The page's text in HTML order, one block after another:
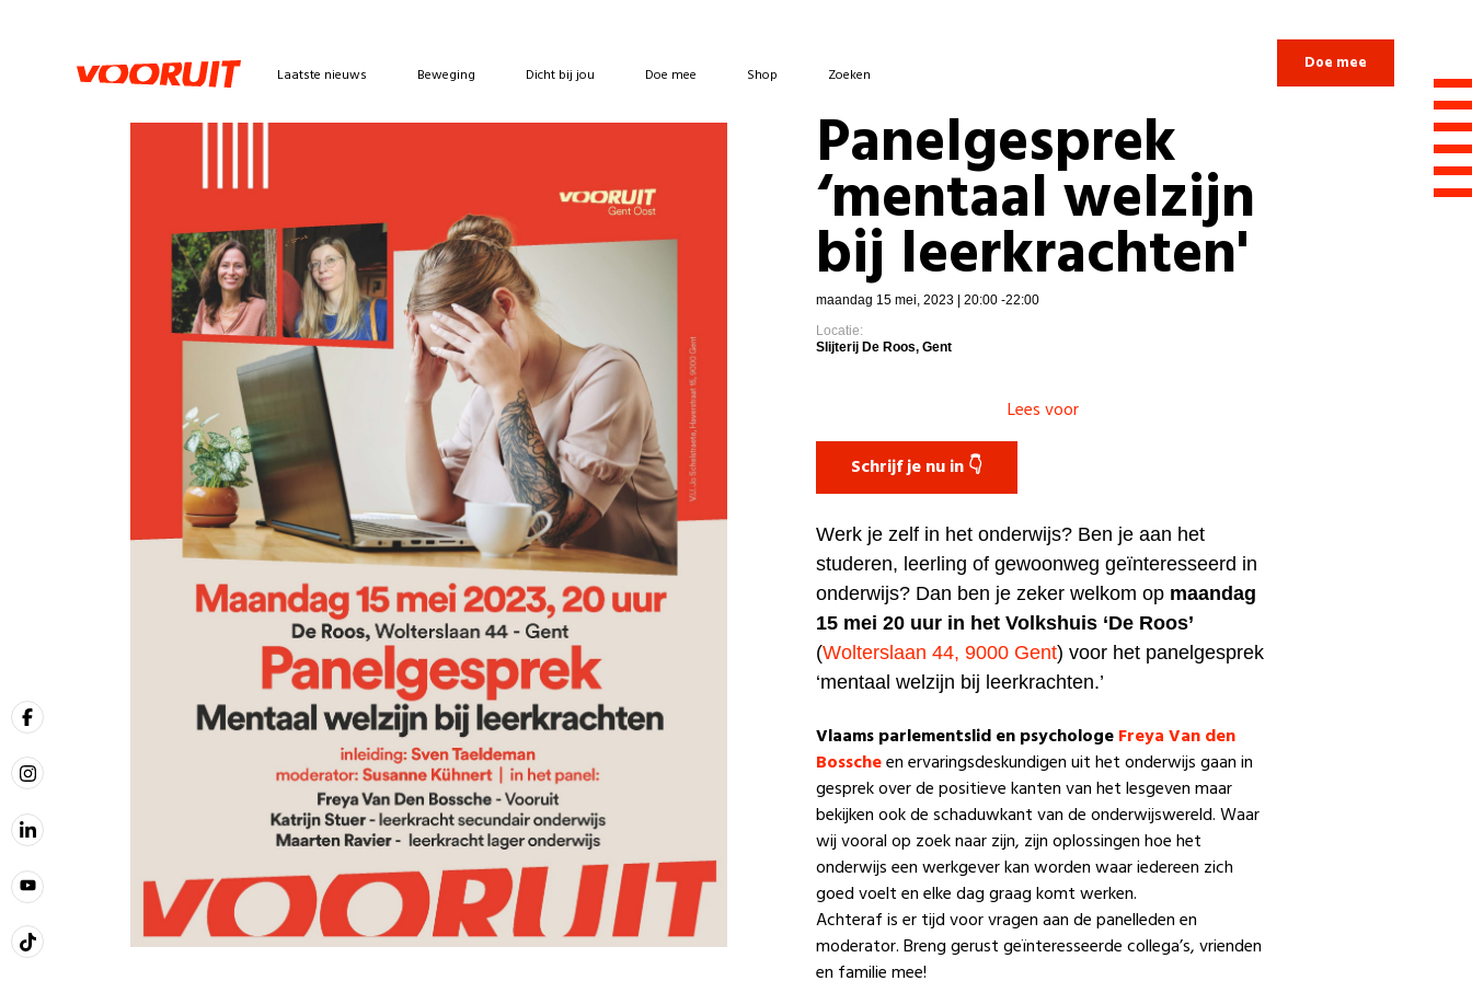
Laatste nieuws Beweging Dicht bij jou Doe mee Shop Zoeken
Doe mee
Panelgesprek
‘mentaal welzijn
bij leerkrachten'
maandag 15 mei, 2023 | 20:00 -22:00
Locatie:
Slijterij De Roos, Gent
Lees voor
Schrijf je nu in 👇
Werk je zelf in het onderwijs? Ben je aan het
studeren, leerling of gewoonweg geïnteresseerd in
onderwijs? Dan ben je zeker welkom op maandag
15 mei 20 uur in het Volkshuis ‘De Roos’
(Wolterslaan 44, 9000 Gent) voor het panelgesprek
‘mentaal welzijn bij leerkrachten.’
Vlaams parlementslid en psychologeFreya Van den
Bosscheen ervaringsdeskundigen uit het onderwijs gaan in
gesprek over de positieve kanten van het lesgeven maar
bekijken ook de schaduwkant van de onderwijswereld. Waar
wij vooral op zoek naar zijn, zijn oplossingen hoe het
onderwijs een werkgever kan worden waar iedereen zich
goed voelt en elke dag graag komt werken.
Achteraf is er tijd voor vragen aan de panelleden en
moderator. Breng gerust geïnteresseerde collega’s, vrienden
en familie mee!